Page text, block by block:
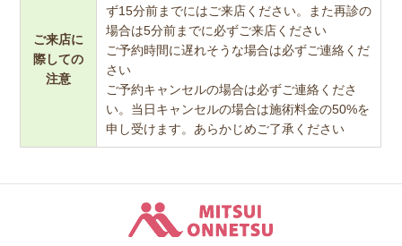
ご来店に
際しての
注意
ず15分前までにはご来店ください。また再診の
場合は5分前までに必ずご来店ください
ご予約時間に遅れそうな場合は必ずご連絡くだ
さい
ご予約キャンセルの場合は必ずご連絡くださ
い。当日キャンセルの場合は施術料金の50%を
申し受けます。あらかじめご了承ください